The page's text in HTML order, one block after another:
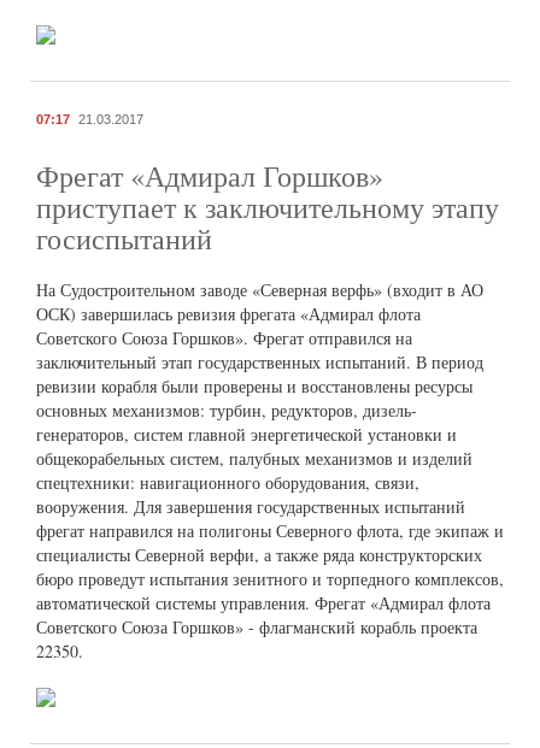
07:17 21.03.2017
Фрегат «Адмирал Горшков»
приступает к заключительному этапу
госиспытаний
На Судостроительном заводе «Северная верфь» (входит в АО
ОСК) завершилась ревизия фрегата «Адмирал флота
Советского Союза Горшков». Фрегат отправился на
заключительный этап государственных испытаний. В период
ревизии корабля были проверены и восстановлены ресурсы
основных механизмов: турбин, редукторов, дизель-
генераторов, систем главной энергетической установки и
общекорабельных систем, палубных механизмов и изделий
спецтехники: навигационного оборудования, связи,
вооружения. Для завершения государственных испытаний
фрегат направился на полигоны Северного флота, где экипаж и
специалисты Северной верфи, а также ряда конструкторских
бюро проведут испытания зенитного и торпедного комплексов,
автоматической системы управления. Фрегат «Адмирал флота
Советского Союза Горшков» - флагманский корабль проекта
22350.